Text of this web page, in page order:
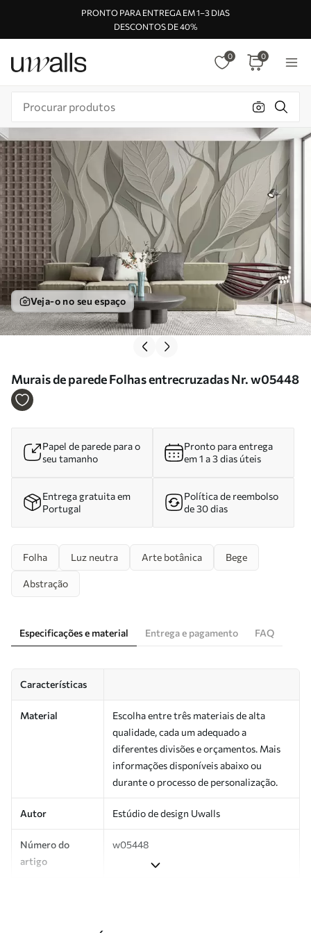
PRONTO PARA ENTREGA EM 1–3 DIAS
DESCONTOS DE 40%
0 0
Veja-o no seu espaço
Murais de parede Folhas entrecruzadas Nr. w05448
Papel de parede para o
seu tamanho
Pronto para entrega
em 1 a 3 dias úteis
Entrega gratuita em
Portugal
Política de reembolso
de 30 dias
Folha Luz neutra Arte botânica Bege
Abstração
Especificações e material Entrega e pagamento FAQ
Características
Material
Escolha entre três materiais de alta
qualidade, cada um adequado a
diferentes divisões e orçamentos. Mais
informações disponíveis abaixo ou
durante o processo de personalização.
Autor Estúdio de design Uwalls
Número do
artigo
w05448